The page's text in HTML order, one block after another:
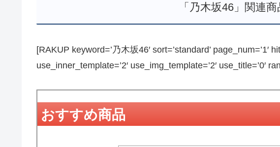
「乃木坂46」関連商
[RAKUP keyword=’乃木坂46′ sort=’standard’ page_num=’1′
use_inner_template=’2′ use_img_template=’2′ use_title=’0′